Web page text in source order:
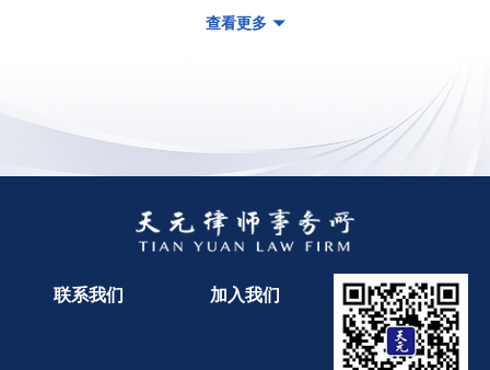
查看更多
联系我们 加入我们